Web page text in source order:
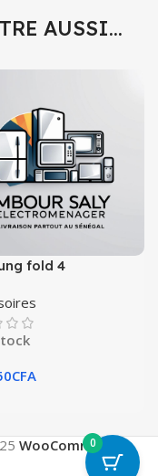
AUSSI…
fold 4
CFA
WooCommerce
0